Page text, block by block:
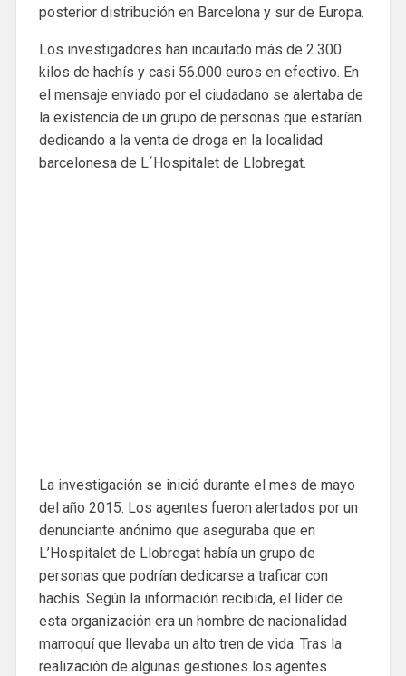
posterior distribución en Barcelona y sur de Europa.
Los investigadores han incautado más de 2.300
kilos de hachís y casi 56.000 euros en efectivo. En
el mensaje enviado por el ciudadano se alertaba de
la existencia de un grupo de personas que estarían
dedicando a la venta de droga en la localidad
barcelonesa de L´Hospitalet de Llobregat.
La investigación se inició durante el mes de mayo
del año 2015. Los agentes fueron alertados por un
denunciante anónimo que aseguraba que en
L’Hospitalet de Llobregat había un grupo de
personas que podrían dedicarse a traficar con
hachís. Según la información recibida, el líder de
esta organización era un hombre de nacionalidad
marroquí que llevaba un alto tren de vida. Tras la
realización de algunas gestiones los agentes